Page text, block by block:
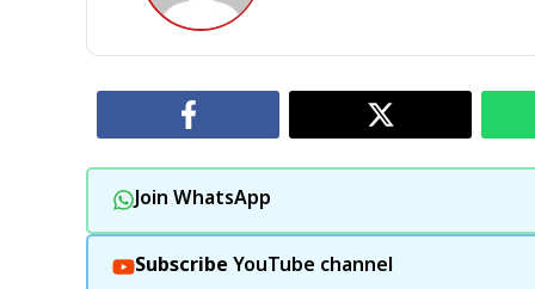
Join WhatsApp
Subscribe YouTube channel